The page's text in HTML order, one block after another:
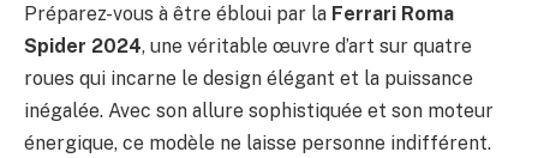
Préparez-vous à être ébloui par la Ferrari Roma
Spider 2024, une véritable œuvre d’art sur quatre
roues qui incarne le design élégant et la puissance
inégalée. Avec son allure sophistiquée et son moteur
énergique, ce modèle ne laisse personne indifférent.